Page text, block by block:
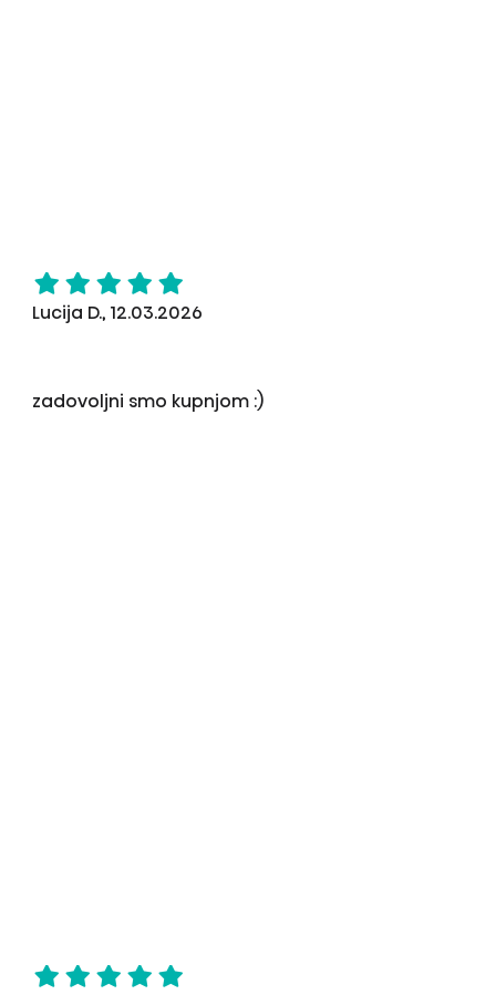
Lucija D., 12.03.2026
zadovoljni smo kupnjom :)